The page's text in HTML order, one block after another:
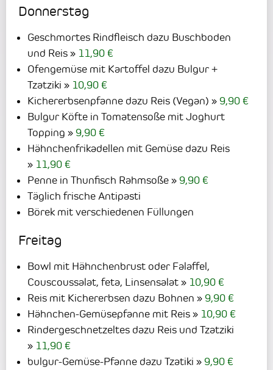
Donnerstag
Geschmortes Rindfleisch dazu Buschboden
und Reis
11,90 €
Ofengemüse mit Kartoffel dazu Bulgur +
Tzatziki
10,90 €
Kichererbsenpfanne dazu Reis (Vegan)
9,90 €
Bulgur Köfte in Tomatensoße mit Joghurt
Topping
9,90 €
Hähnchenfrikadellen mit Gemüse dazu Reis
11,90 €
Penne in Thunfisch Rahmsoße
9,90 €
Täglich frische Antipasti
Börek mit verschiedenen Füllungen
Freitag
Bowl mit Hähnchenbrust oder Falaffel,
Couscoussalat, feta, Linsensalat
10,90 €
Reis mit Kichererbsen dazu Bohnen
9,90 €
Hähnchen-Gemüsepfanne mit Reis
10,90 €
Rindergeschnetzeltes dazu Reis und Tzatziki
11,90 €
bulgur-Gemüse-Pfanne dazu Tzatiki
9,90 €